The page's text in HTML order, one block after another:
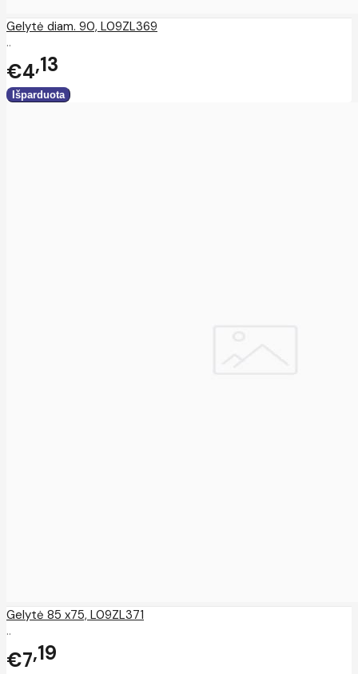
Gelytė diam. 90, L09ZL369
..
€4 13
Gelytė 85 x75, L09ZL371
..
€7 19